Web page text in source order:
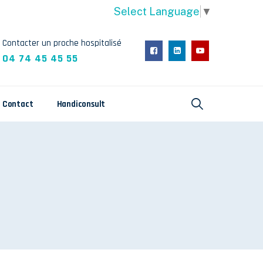
Select Language ▼
Contacter un proche hospitalisé
04 74 45 45 55
Contact Handiconsult